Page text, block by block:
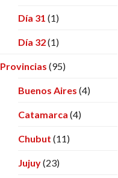
Día 31 (1)
Día 32(1)
Provincias (95)
Buenos Aires (4)
Catamarca (4)
Chubut (11)
Jujuy(23)